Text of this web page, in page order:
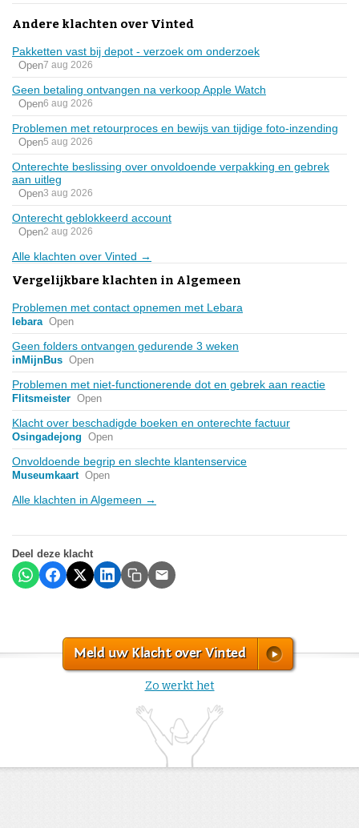
Andere klachten over Vinted
Pakketten vast bij depot - verzoek om onderzoek
Open7 aug 2026
Geen betaling ontvangen na verkoop Apple Watch
Open6 aug 2026
Problemen met retourproces en bewijs van tijdige foto-inzending
Open5 aug 2026
Onterechte beslissing over onvoldoende verpakking en gebrek
aan uitleg
Open3 aug 2026
Onterecht geblokkeerd account
Open2 aug 2026
Alle klachten over Vinted →
Vergelijkbare klachten in Algemeen
Problemen met contact opnemen met Lebara
lebara Open
Geen folders ontvangen gedurende 3 weken
inMijnBus Open
Problemen met niet-functionerende dot en gebrek aan reactie
Flitsmeister Open
Klacht over beschadigde boeken en onterechte factuur
Osingadejong Open
Onvoldoende begrip en slechte klantenservice
Museumkaart Open
Alle klachten in Algemeen →
Deel deze klacht
Meld uw Klacht over Vinted
Zo werkt het